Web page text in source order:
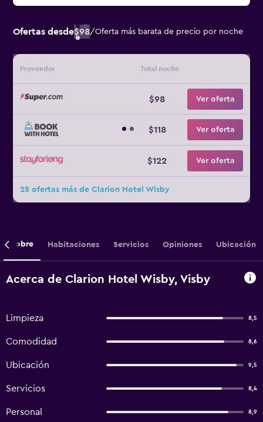
Ofertas desde$98/Oferta más barata de precio por noche
Proveedor Total noche
$98 Ver oferta
$118 Ver oferta
$122 Ver oferta
25 ofertas más de Clarion Hotel Wisby
Sobre Habitaciones Servicios Opiniones Ubicación
Acerca de Clarion Hotel Wisby, Visby
Limpieza 8,5
Comodidad 8,6
Ubicación 9,5
Servicios 8,4
Personal 8,9